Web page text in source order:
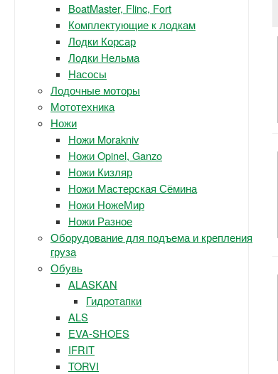
BoatMaster, Flinc, Fort
Комплектующие к лодкам
Лодки Корсар
Лодки Нельма
Насосы
Лодочные моторы
Мототехника
Ножи
Ножи Morakniv
Ножи Opinel, Ganzo
Ножи Кизляр
Ножи Мастерская Сёмина
Ножи НожеМир
Ножи Разное
Оборудование для подъема и крепления
груза
Обувь
ALASKAN
Гидротапки
ALS
EVA-SHOES
IFRIT
TORVI